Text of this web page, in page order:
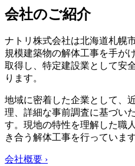
会社のご紹介
ナトリ株式会社は北海道札幌
規模建築物の解体工事を手が
取得し、特定建設業として安
ります。
地域に密着した企業として、
理、詳細な事前調査に基づい
す。現地の特性を理解した職
き合う解体工事を行っています
会社概要 ›